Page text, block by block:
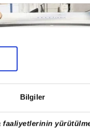
Bilgiler